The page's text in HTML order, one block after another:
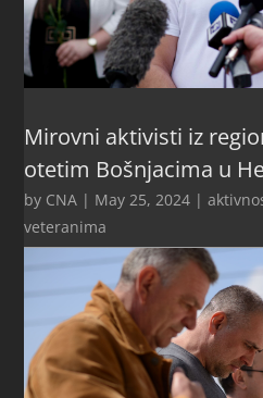
Mirovni aktivisti iz
otetim Bošnjacima u
by CNA | May 25, 2024 |
veteranima